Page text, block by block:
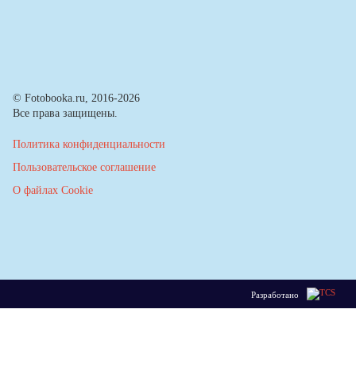
© Fotobooka.ru, 2016-2026
Все права защищены.
Политика конфиденциальности
Пользовательское соглашение
О файлах Cookie
Разработано